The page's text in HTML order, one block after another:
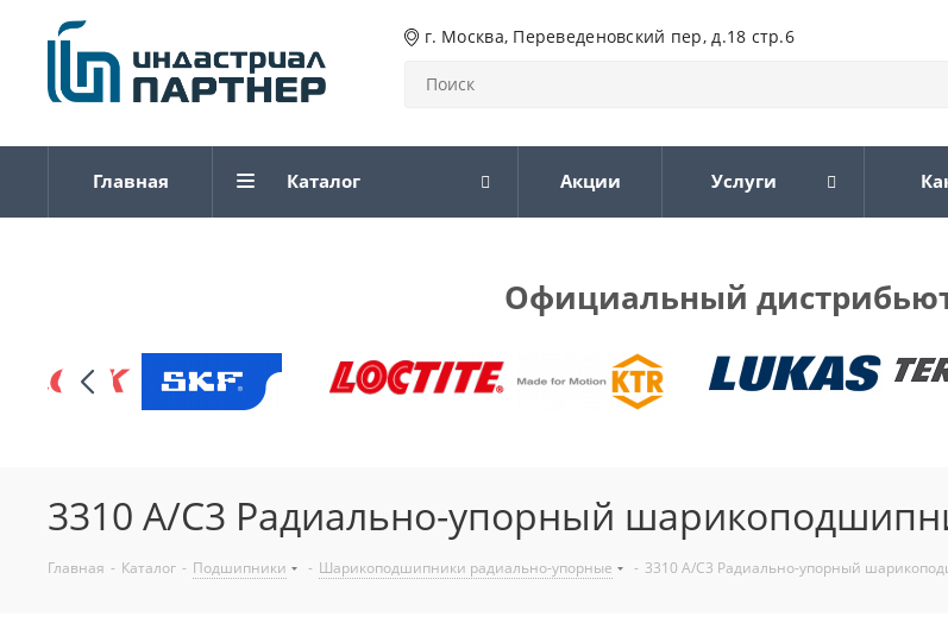
г. Москва, Переведеновский пер, д.18 стр.6
Главная Каталог Акции Услуги
Официальный
3310 A/C3 Радиально-упорный
Главная - Каталог - Подшипники - Шарикоподшипники радиально-упорные - 3310 A/C3 Радиально-упорный